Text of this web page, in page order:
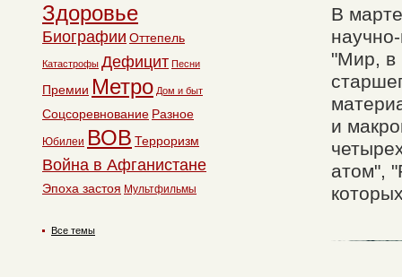
В
"Мир, в
и
атом",
Здоровье
Биографии Оттепель
Катастрофы Дефицит Песни
Премии Метро Дом и быт
Соцсоревнование Разное
Юбилеи ВОВ Терроризм
Война в Афганистане
Эпоха застоя Мультфильмы
Все темы